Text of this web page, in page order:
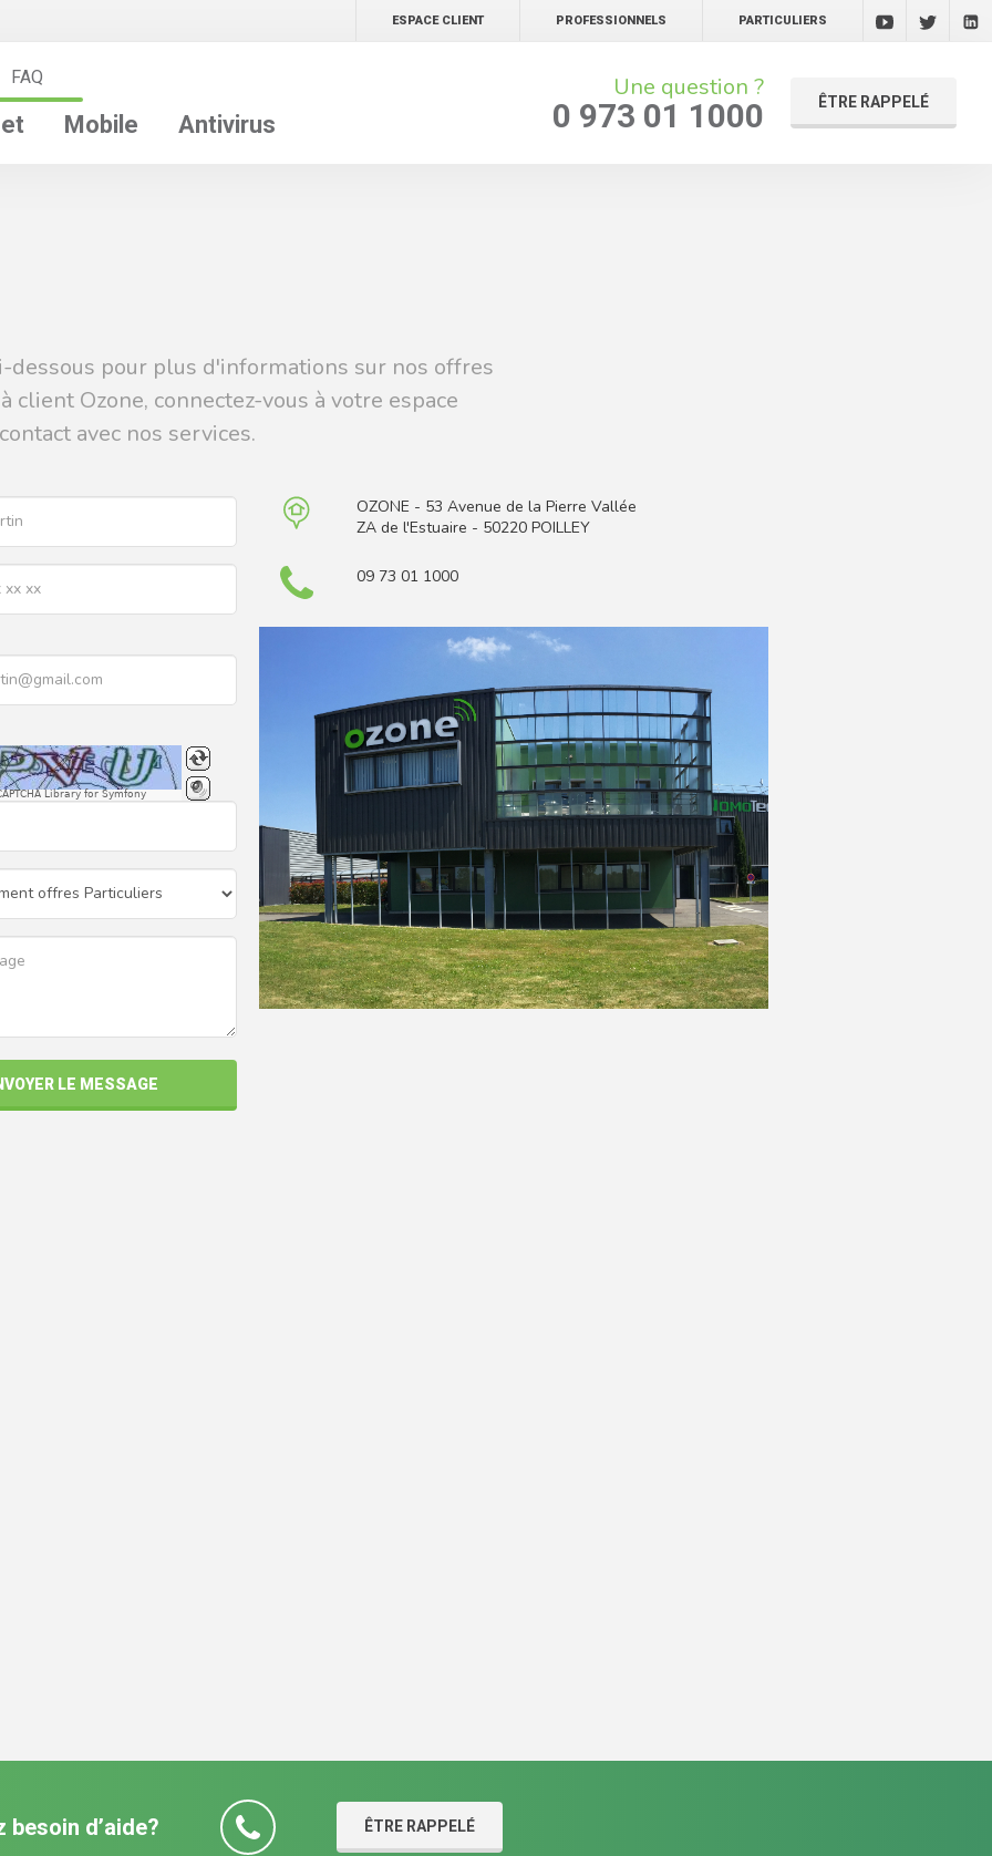
ESPACE CLIENT PROFESSIONNELS PARTICULIERS
FAQ
Mobile Antivirus
Une question ?
0 973 01 1000 ÊTRE RAPPELÉ
pour plus d'informations sur nos offres
client Ozone, connectez-vous à votre espace
avec nos services.
Library for Symfony
LE MESSAGE
OZONE - 53 Avenue de la Pierre Vallée
ZA de l'Estuaire - 50220 POILLEY
09 73 01 1000
besoin d’aide? ÊTRE RAPPELÉ